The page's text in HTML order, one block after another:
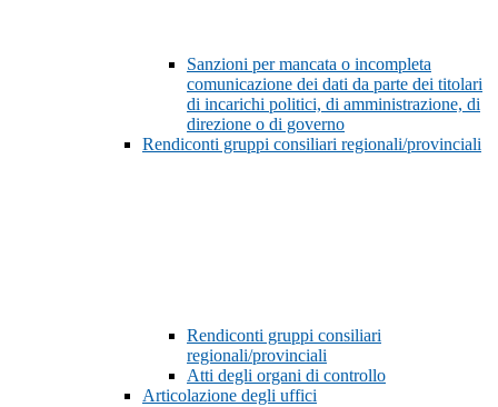
Sanzioni per mancata o incompleta
comunicazione dei dati da parte dei titolari
di incarichi politici, di amministrazione, di
direzione o di governo
Rendiconti gruppi consiliari regionali/provinciali
Rendiconti gruppi consiliari
regionali/provinciali
Atti degli organi di controllo
Articolazione degli uffici